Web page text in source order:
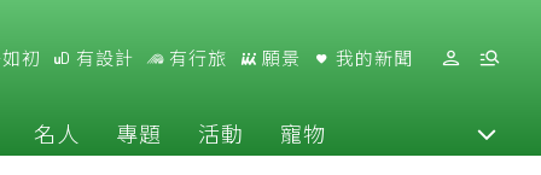
初 有設計 有行旅 願景 我的新聞
名人 專題 活動 寵物